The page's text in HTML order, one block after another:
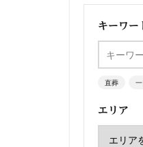
キーワー
直葬
エリア